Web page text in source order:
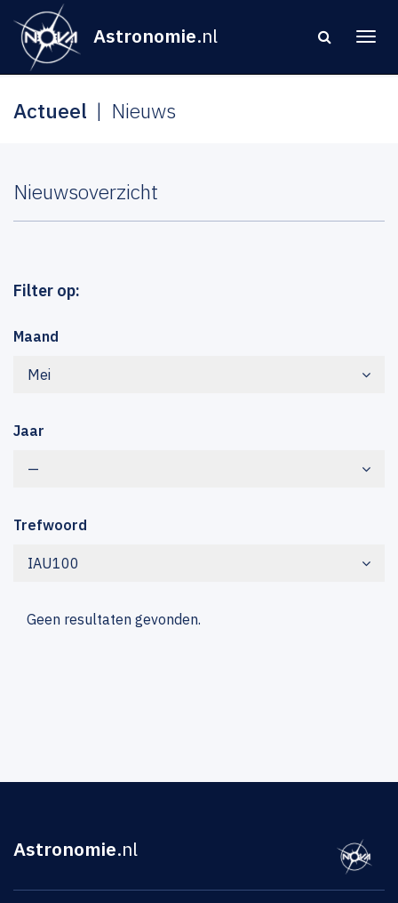
Astronomie.nl
Actueel Nieuws
Nieuwsoverzicht
Filter op:
Maand
Mei
Jaar
—
Trefwoord
IAU100
Geen resultaten gevonden.
Astronomie.nl